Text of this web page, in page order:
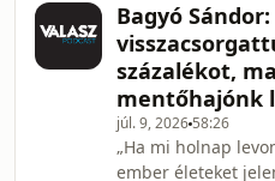
osztrák
be, így kerülhetett
százezer tonna
anyag. Az
ellenére kerülhetett
anyag
Ausztriában már
Bagyó Sándor:
százalékot,
mentőhajónk
júl. 9, 2026 58:26
„Ha mi holnap
ember életeket